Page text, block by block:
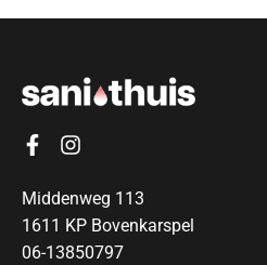
Middenweg 113
1611 KP Bovenkarspel
06-13850797